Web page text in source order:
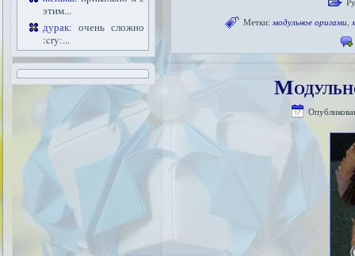
этим...
дурак: очень сложно
:cry:...
Метки: модульное оригами,